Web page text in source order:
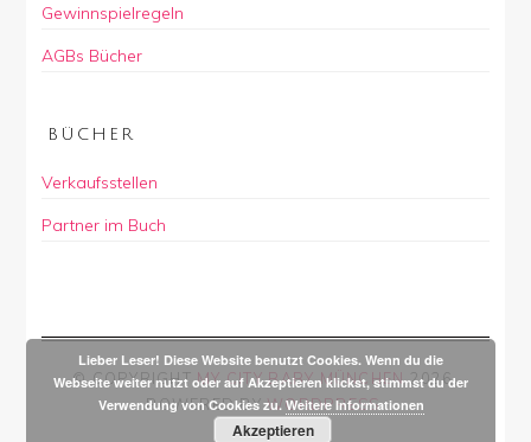
Gewinnspielregeln
AGBs Bücher
BÜCHER
Verkaufsstellen
Partner im Buch
© COPYRIGHTMY CITY BABY MÜNCHEN 2026.
POWERED BYWORDPRESS.
Lieber Leser! Diese Website benutzt Cookies. Wenn du die
Webseite weiter nutzt oder auf Akzeptieren klickst, stimmst du der
Verwendung von Cookies zu. Weitere Informationen
Akzeptieren